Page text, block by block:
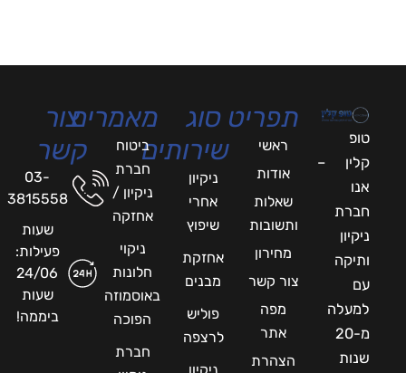
טופ
קלין –
אנו
חברת
ניקיון
ותיקה
עם
למעלה
מ-20
שנות
תפריט
ראשי
אודות
שאלות
ותשובות
מחירון
צור קשר
מפה
אתר
הצהרת
סוג
שירותים
ניקיון
אחרי
שיפוץ
אחזקת
מבנים
פוליש
לרצפה
מאמרים
ביטוח
חברת
ניקיון /
אחזקה
ניקוי
חלונות
באוסמוזה
הפוכה
חברת
צור
קשר
03-
3815558
שעות
פעילות:
24/06
שעות
ביממה!